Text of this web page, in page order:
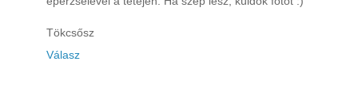
Tökcsősz
Válasz